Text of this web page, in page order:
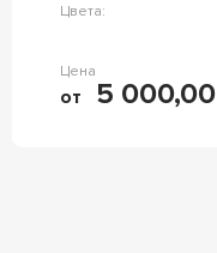
Цвета:
Цена
от 5 000,00